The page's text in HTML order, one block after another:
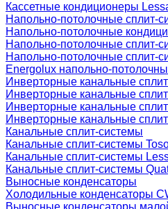
Кассетные кондиционеры
Напольно-потолочные сплит-
Напольно-потолочные
Напольно-потолочные сплит-
Напольно-потолочные сплит-
Energolux напольно-
Инверторные канальные
Инверторные канальные
Инверторные канальные
Инверторные канальные
Канальные сплит-системы
Канальные сплит-системы
Канальные сплит-системы
Канальные сплит-системы
Выносные конденсаторы
Холодильные конденсаторы
Выносные конденсаторы